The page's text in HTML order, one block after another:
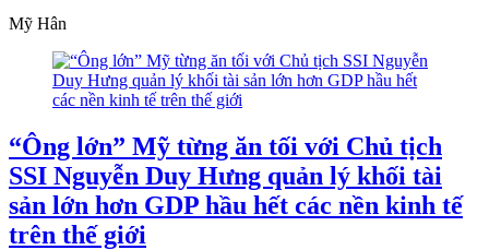
Mỹ Hân
“Ông lớn” Mỹ từng ăn tối với Chủ tịch
SSI Nguyễn Duy Hưng quản lý khối tài
sản lớn hơn GDP hầu hết các nền kinh tế
trên thế giới